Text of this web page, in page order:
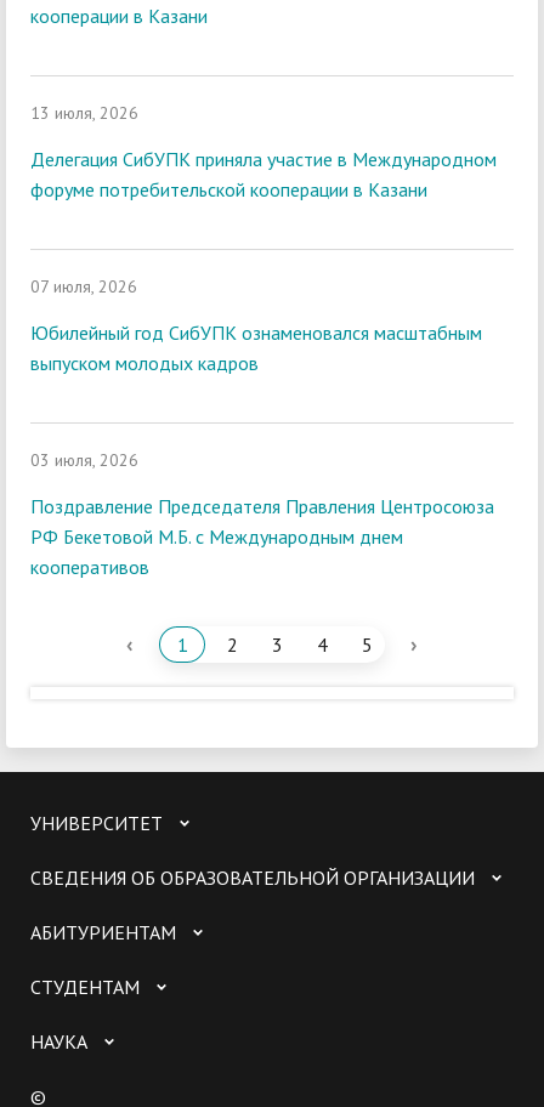
кооперации в Казани
13 июля, 2026
Делегация СибУПК приняла участие в Международном
форуме потребительской кооперации в Казани
07 июля, 2026
Юбилейный год СибУПК ознаменовался масштабным
выпуском молодых кадров
03 июля, 2026
Поздравление Председателя Правления Центросоюза
РФ Бекетовой М.Б. с Международным днем
кооперативов
‹ 1 2 3 4 5 ›
УНИВЕРСИТЕТ
СВЕДЕНИЯ ОБ ОБРАЗОВАТЕЛЬНОЙ ОРГАНИЗАЦИИ
АБИТУРИЕНТАМ
СТУДЕНТАМ
НАУКА
©